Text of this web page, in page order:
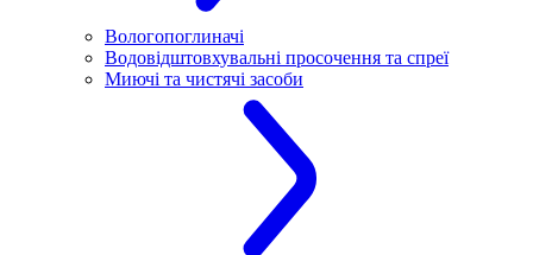
Вологопоглиначі
Водовідштовхувальні просочення та спреї
Миючі та чистячі засоби